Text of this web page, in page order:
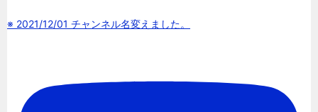
※ 2021/12/01 チャンネル名変えました。